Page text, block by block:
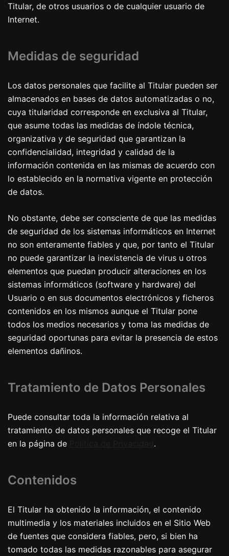
Titular, de otros usuarios o de cualquier usuario de
Internet.
Medidas de seguridad
Los datos personales que facilite al Titular pueden ser
almacenados en bases de datos automatizadas o no,
cuya titularidad corresponde en exclusiva al Titular,
que asume todas las medidas de índole técnica,
organizativa y de seguridad que garantizan la
confidencialidad, integridad y calidad de la
información contenida en las mismas de acuerdo con
lo establecido en la normativa vigente en protección
de datos.
No obstante, debe ser consciente de que las medidas
de seguridad de los sistemas informáticos en Internet
no son enteramente fiables y que, por tanto el Titular
no puede garantizar la inexistencia de virus u otros
elementos que puedan producir alteraciones en los
sistemas informáticos (software y hardware) del
Usuario o en sus documentos electrónicos y ficheros
contenidos en los mismos aunque el Titular pone
todos los medios necesarios y toma las medidas de
seguridad oportunas para evitar la presencia de estos
elementos dañinos.
Tratamiento de Datos Personales
Puede consultar toda la información relativa al
tratamiento de datos personales que recoge el Titular
en la página de
.
Contenidos
El Titular ha obtenido la información, el contenido
multimedia y los materiales incluidos en el Sitio Web
de fuentes que considera fiables, pero, si bien ha
tomado todas las medidas razonables para asegurar